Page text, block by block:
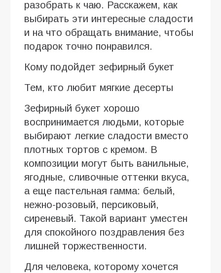
разобрать к чаю. Расскажем, как
выбирать эти интересные сладости
и на что обращать внимание, чтобы
подарок точно понравился.
Кому подойдет зефирный букет
Тем, кто любит мягкие десерты
Зефирный букет хорошо
воспринимается людьми, которые
выбирают легкие сладости вместо
плотных тортов с кремом. В
композиции могут быть ванильные,
ягодные, сливочные оттенки вкуса,
а еще пастельная гамма: белый,
нежно-розовый, персиковый,
сиреневый. Такой вариант уместен
для спокойного поздравления без
лишней торжественности.
Для человека, которому хочется